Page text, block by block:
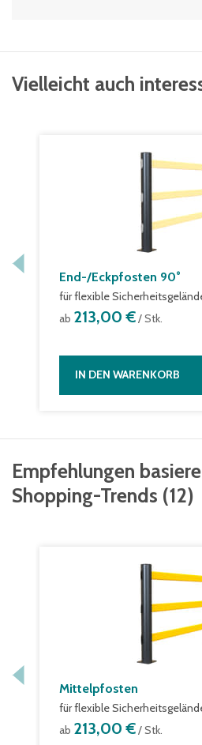
Vielleicht auch
End-/Eckpfosten 90°
für flexible
ab 213,00 €/ Stk.
IN DEN WARENKORB
Empfehlungen
Shopping-Trends (12)
Mittelpfosten
für flexible
ab 213,00 €/ Stk.